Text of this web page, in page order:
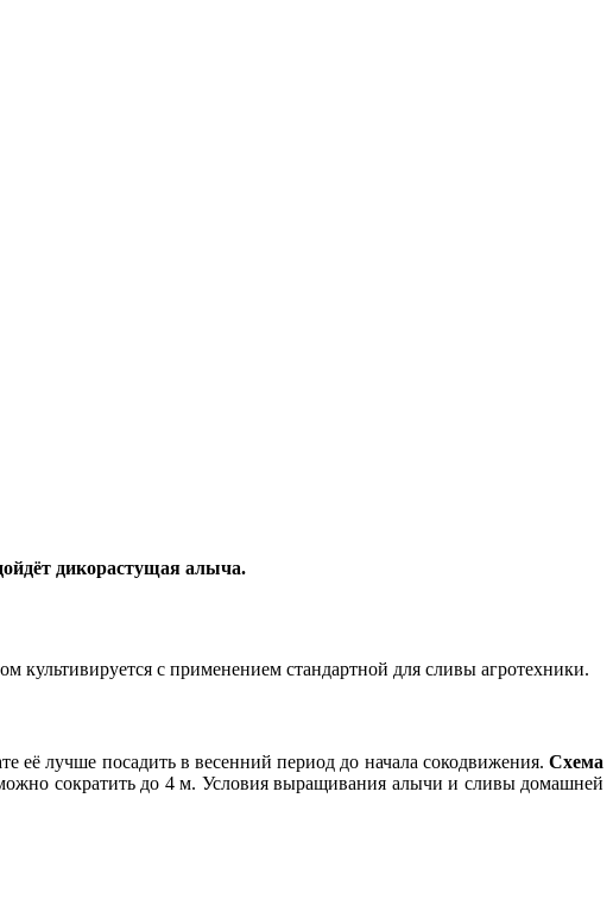
дикорастущая алыча.
культивируется с применением стандартной для сливы агротехники.
её лучше посадить в весенний период до начала сокодвижения. Схема
сократить до 4 м. Условия выращивания алычи и сливы домашней